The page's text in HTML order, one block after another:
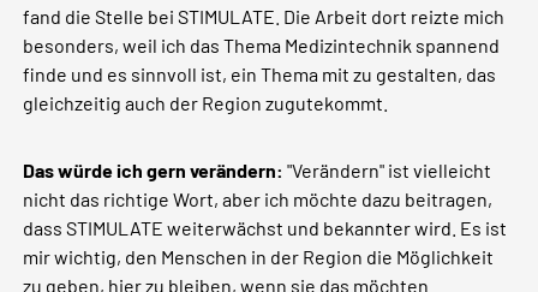
fand die Stelle bei STIMULATE. Die Arbeit dort reizte mich
besonders, weil ich das Thema Medizintechnik spannend
finde und es sinnvoll ist, ein Thema mit zu gestalten, das
gleichzeitig auch der Region zugutekommt.
Das würde ich gern verändern:"Verändern" ist vielleicht
nicht das richtige Wort, aber ich möchte dazu beitragen,
dass STIMULATE weiterwächst und bekannter wird. Es ist
mir wichtig, den Menschen in der Region die Möglichkeit
zu geben, hier zu bleiben, wenn sie das möchten.